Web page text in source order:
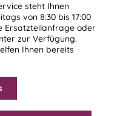
steht Ihnen
von 8:30 bis 17:00
Ersatzteilanfrage oder
zur Verfügung.
Ihnen bereits